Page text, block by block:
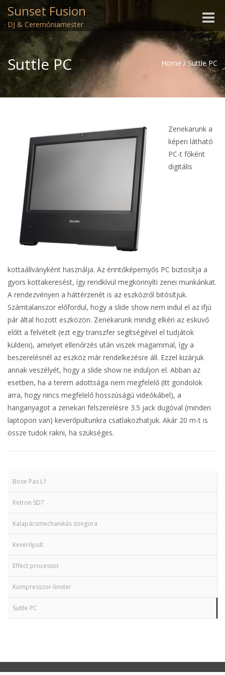
Sunset Fusion
DJ & Ceremóniamester
Toggle
Suttle PC Home / Suttle PC
Zenekarunk a
képen látható
PC-t főként
digitális
kottaállványként használja. Az érintőképernyős PC biztosítja a
gyors kottakeresést, így rendkívül megkönnyíti zenei munkánkat.
A rendezvényen a háttérzenét is az eszközről bitósítjuk.
Számtalanszor előfordul, hogy a slide show nem indul el az ifjú
pár által hozott eszközön. Zenekarunk mindig elkéri az esküvő
előtt a felvételt (ezt egy transzfer segítségével el tudjátok
küldeni), amelyet ellenőrzés után viszek magammal, így a
beszerelésnél az eszköz már rendelkezésre áll. Ezzel kizárjuk
annak veszélyét, hogy a slide show ne induljon el. Abban az
esetben, ha a terem adottsága nem megfelelő (itt gondolok
arra, hogy nincs megfelelő hosszúságú videókábel), a
hanganyagot a zenekari felszerelésre 3.5 jack dugóval (minden
laptopon van) keverőpultunkra csatlakozhatjuk. Akár 20 m-t is
össze tudok rakni, ha szükséges.
Bose Pas L1
Ketron SD7
Kalapácsmechanikás zongora
Keverőpult
Effect processor
Kompresszor-limiter
Suttle PC